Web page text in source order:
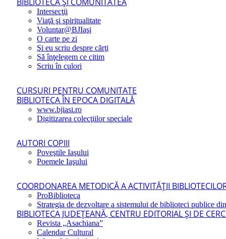
Intersecţii
Viaţă şi spiritualitate
Voluntar@BJIaşi
O carte pe zi
Şi eu scriu despre cărţi
Să înţelegem ce citim
Scriu în culori
CURSURI PENTRU COMUNITATE
BIBLIOTECA ÎN EPOCA DIGITALĂ
www.bjiasi.ro
Digitizarea colecţiilor speciale
AUTORI COPIII
Poveştile Iaşului
Poemele Iaşului
COORDONAREA METODICĂ A ACTIVITĂŢII
ProBiblioteca
Strategia de dezvoltare a sistemului de biblioteci publice
BIBLIOTECA JUDEŢEANĂ, CENTRU EDITORIAL ŞI DE
Revista „Asachiana”
Calendar Cultural